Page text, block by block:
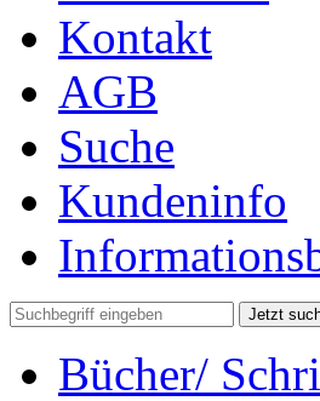
Kontakt
AGB
Suche
Kundeninfo
Jetzt
Bücher/